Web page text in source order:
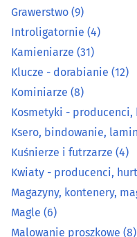
Kuśnierze i futrzarze
Kwiaty - producenci,
Magazyny, kontenery,
Malowanie proszkowe(8)
Maszynopisanie, usługi
Mięso, wędliny, drób -
Grawerstwo (9)
Introligatornie (4)
Kamieniarze (31)
Klucze - dorabianie (12)
Kominiarze (8)
Kosmetyki - producenci,
Ksero, bindowanie,
Kuśnierze i futrzarze (4)
Kwiaty - producenci,
Magazyny, kontenery,
Magle (6)
Malowanie proszkowe (8)